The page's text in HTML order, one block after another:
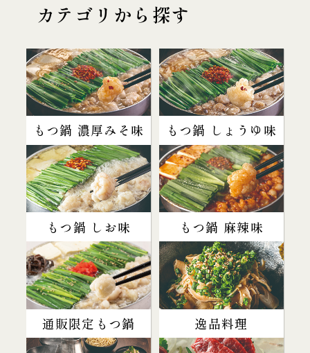
カテゴリから探す
もつ鍋 濃厚みそ味 もつ鍋 しょうゆ味
もつ鍋 しお味 もつ鍋 麻辣味
通販限定もつ鍋 逸品料理